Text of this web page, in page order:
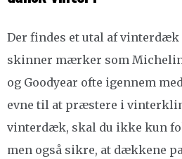
Der findes et utal af vinterdæk
skinner mærker som
og Goodyear ofte igennem
evne til at præstere i
vinterdæk, skal du ikke kun
men også sikre, at dækkene